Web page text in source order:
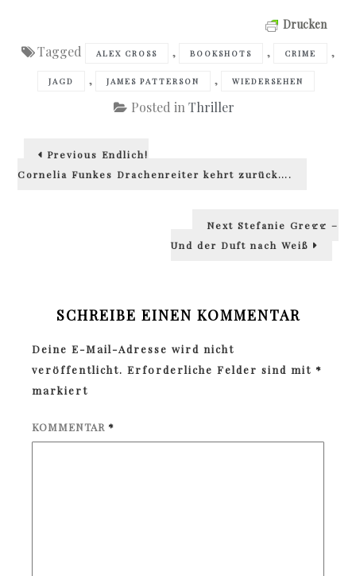
Drucken
Tagged ALEX CROSS , BOOKSHOTS , CRIME ,
JAGD , JAMES PATTERSON , WIEDERSEHEN
Posted in Thriller
Beitragsnavigation
Previous Previous
Endlich!
Cornelia Funkes Drachenreiter kehrt zurück….
Next Next
Stefanie Gregg –
Und der Duft nach Weiß
SCHREIBE EINEN KOMMENTAR
Deine E-Mail-Adresse wird nicht
veröffentlicht. Erforderliche Felder sind mit *
markiert
KOMMENTAR *